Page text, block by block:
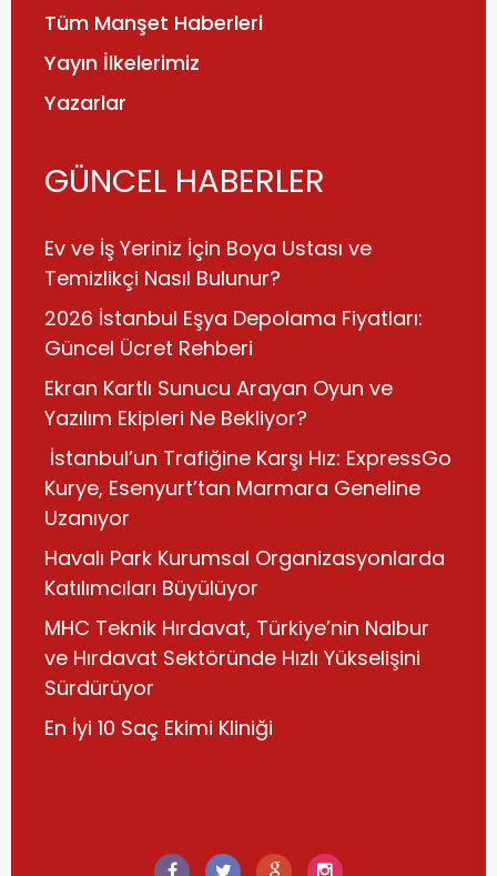
Tüm Manşet Haberleri
Yayın İlkelerimiz
Yazarlar
GÜNCEL HABERLER
Ev ve İş Yeriniz İçin Boya Ustası ve
Temizlikçi Nasıl Bulunur?
2026 İstanbul Eşya Depolama Fiyatları:
Güncel Ücret Rehberi
Ekran Kartlı Sunucu Arayan Oyun ve
Yazılım Ekipleri Ne Bekliyor?
İstanbul’un Trafiğine Karşı Hız: ExpressGo
Kurye, Esenyurt’tan Marmara Geneline
Uzanıyor
Havalı Park Kurumsal Organizasyonlarda
Katılımcıları Büyülüyor
MHC Teknik Hırdavat, Türkiye’nin Nalbur
ve Hırdavat Sektöründe Hızlı Yükselişini
Sürdürüyor
En İyi 10 Saç Ekimi Kliniği